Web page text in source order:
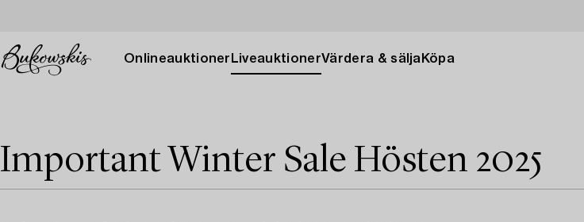
Onlineauktioner LiveauktionerVärdera & sälja Köpa
Important Winter Sale Hösten 2025